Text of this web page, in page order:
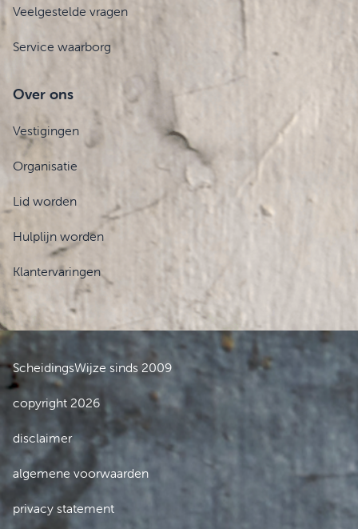
Veelgestelde vragen
Service waarborg
Over ons
Vestigingen
Organisatie
Lid worden
Hulplijn worden
Klantervaringen
ScheidingsWijze sinds 2009
copyright 2026
disclaimer
algemene voorwaarden
privacy statement